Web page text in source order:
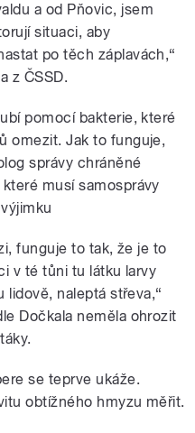
a od Pňovic, jsem
situaci, aby
po těch záplavách,“
z ČSSD.
pomocí bakterie, které
omezit. Jak to funguje,
správy chráněné
musí samosprávy
funguje to tak, že je to
v té tůni tu látku larvy
lidově, naleptá střeva,“
Dočkala neměla ohrozit
se teprve ukáže.
obtížného hmyzu měřit.